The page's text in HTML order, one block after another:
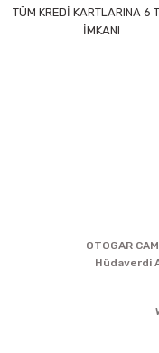
TÜM KREDİ KARTLARINA 6
İMKANI
OTOGAR
Hüdaverdi